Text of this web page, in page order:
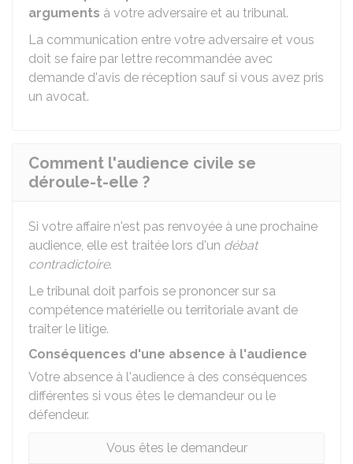
arguments à votre adversaire et au tribunal.
La communication entre votre adversaire et vous
doit se faire par lettre recommandée avec
demande d'avis de réception sauf si vous avez pris
un avocat.
Comment l'audience civile se
déroule-t-elle ?
Si votre affaire n'est pas renvoyée à une prochaine
audience, elle est traitée lors d'un débat
contradictoire.
Le tribunal doit parfois se prononcer sur sa
compétence matérielle ou territoriale avant de
traiter le litige.
Conséquences d'une absence à l'audience
Votre absence à l'audience à des conséquences
différentes si vous êtes le demandeur ou le
défendeur.
Vous êtes le demandeur